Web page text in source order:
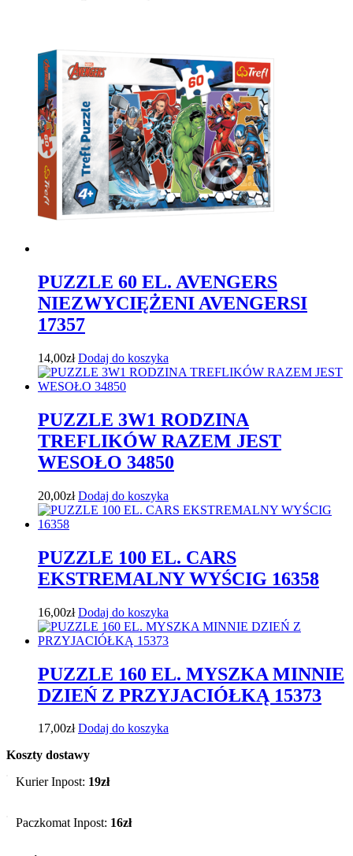
PUZZLE 60 EL. AVENGERS
NIEZWYCIĘŻENI AVENGERSI
17357
14,00zł Dodaj do koszyka
PUZZLE 3W1 RODZINA
TREFLIKÓW RAZEM JEST
WESOŁO 34850
20,00zł Dodaj do koszyka
PUZZLE 100 EL. CARS
EKSTREMALNY WYŚCIG 16358
16,00zł Dodaj do koszyka
PUZZLE 160 EL. MYSZKA MINNIE
DZIEŃ Z PRZYJACIÓŁKĄ 15373
17,00zł Dodaj do koszyka
Koszty dostawy
Kurier Inpost: 19zł
Paczkomat Inpost: 16zł